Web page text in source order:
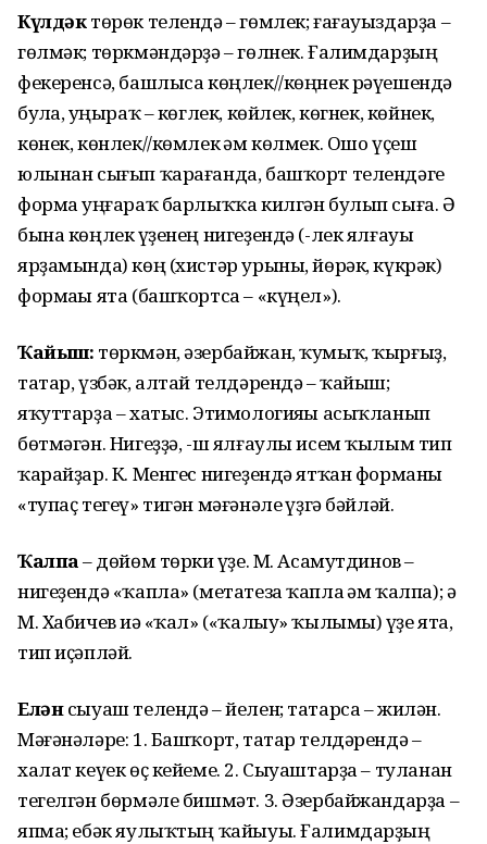
Күлдәктөрөк телендә – гөмлек; ғағауыздарҙа –
гөлмәк; төркмәндәрҙә – гөлнек. Ғалимдарҙың
фекеренсә, башлыса көңлек//көңнек рәүешендә
булһа, һуңыраҡ – көглек, көйлек, көгнек, көйнек,
көнек, көнлек//көмлек һәм көлмек. Ошо үҫеш
юлынан сығып ҡарағанда, башҡорт телендәге
форма һуңғараҡ барлыҡҡа килгән булып сыға. Ә
бына көңлек һүҙенең нигеҙендә (-лек ялғауы
ярҙамында) көң (хистәр урыны, йөрәк, күкрәк)
формаһы ята (башҡортса – «күңел»).
Ҡайыш: төркмән, әзербайжан, ҡумыҡ, ҡырғыҙ,
татар, үзбәк, алтай телдәрендә – ҡайыш;
яҡуттарҙа – хатыс. Этимологияһы асыҡланып
бөтмәгән. Нигеҙҙә, -ш ялғаулы исем ҡылым тип
ҡарайҙар. К. Менгес нигеҙендә ятҡан форманы
«тупаҫ тегеү» тигән мәғәнәле һүҙгә бәйләй.
Ҡалпаҡ– дөйөм төрки һүҙе. М. Асамутдинов –
нигеҙендә «ҡапла» (метатеза ҡапла һәм ҡалпа); ә
М. Хабичев иһә «ҡал» («ҡалыу» ҡылымы) һүҙе ята,
тип иҫәпләй.
Еләнсыуаш телендә – йелен; татарса – жилән.
Мәғәнәләре: 1. Башҡорт, татар телдәрендә –
халат кеүек өҫ кейеме. 2. Сыуаштарҙа – туланан
тегелгән бөрмәле бишмәт. 3. Әзербайжандарҙа –
япма; ебәк яулыҡтың ҡайыуы. Ғалимдар­ҙың